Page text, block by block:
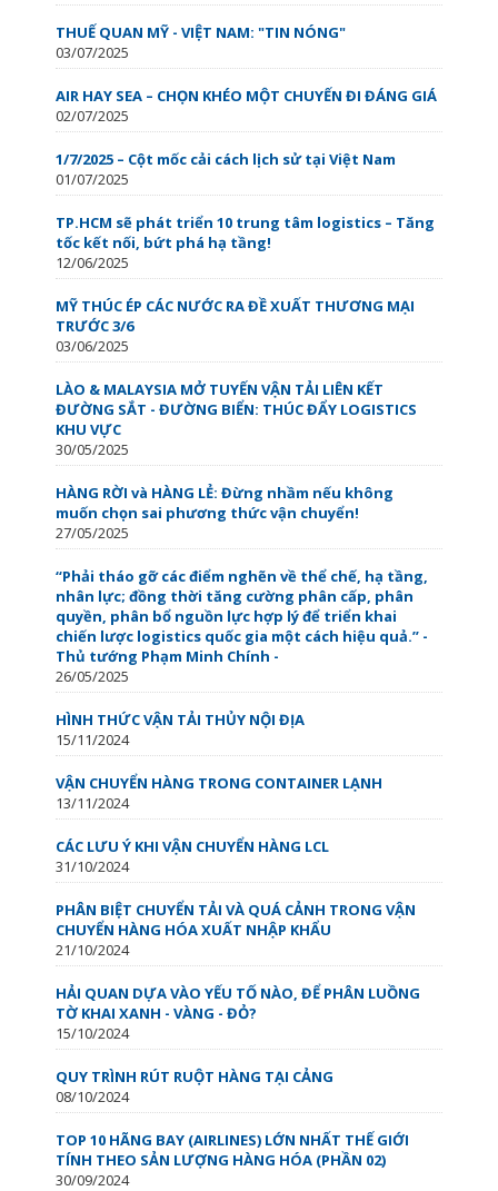
THUẾ QUAN MỸ - VIỆT NAM: "TIN NÓNG"
03/07/2025
AIR HAY SEA – CHỌN KHÉO MỘT CHUYẾN ĐI ĐÁNG GIÁ
02/07/2025
1/7/2025 – Cột mốc cải cách lịch sử tại Việt Nam
01/07/2025
TP.HCM sẽ phát triển 10 trung tâm logistics – Tăng
tốc kết nối, bứt phá hạ tầng!
12/06/2025
MỸ THÚC ÉP CÁC NƯỚC RA ĐỀ XUẤT THƯƠNG MẠI
TRƯỚC 3/6
03/06/2025
LÀO & MALAYSIA MỞ TUYẾN VẬN TẢI LIÊN KẾT
ĐƯỜNG SẮT - ĐƯỜNG BIỂN: THÚC ĐẨY LOGISTICS
KHU VỰC
30/05/2025
HÀNG RỜI và HÀNG LẺ: Đừng nhầm nếu không
muốn chọn sai phương thức vận chuyển!
27/05/2025
“Phải tháo gỡ các điểm nghẽn về thể chế, hạ tầng,
nhân lực; đồng thời tăng cường phân cấp, phân
quyền, phân bổ nguồn lực hợp lý để triển khai
chiến lược logistics quốc gia một cách hiệu quả.” -
Thủ tướng Phạm Minh Chính -
26/05/2025
HÌNH THỨC VẬN TẢI THỦY NỘI ĐỊA
15/11/2024
VẬN CHUYỂN HÀNG TRONG CONTAINER LẠNH
13/11/2024
CÁC LƯU Ý KHI VẬN CHUYỂN HÀNG LCL
31/10/2024
PHÂN BIỆT CHUYỂN TẢI VÀ QUÁ CẢNH TRONG VẬN
CHUYỂN HÀNG HÓA XUẤT NHẬP KHẨU
21/10/2024
HẢI QUAN DỰA VÀO YẾU TỐ NÀO, ĐỂ PHÂN LUỒNG
TỜ KHAI XANH - VÀNG - ĐỎ?
15/10/2024
QUY TRÌNH RÚT RUỘT HÀNG TẠI CẢNG
08/10/2024
TOP 10 HÃNG BAY (AIRLINES) LỚN NHẤT THẾ GIỚI
TÍNH THEO SẢN LƯỢNG HÀNG HÓA (PHẦN 02)
30/09/2024